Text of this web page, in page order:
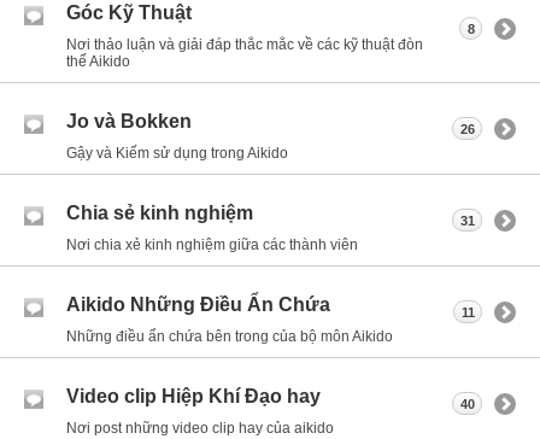
Góc Kỹ Thuật
Nơi thảo luận và giải đáp thắc mắc về các kỹ thuật đòn
thế Aikido
8
Jo và Bokken
Gậy và Kiếm sử dụng trong Aikido
26
Chia sẻ kinh nghiệm
Nơi chia xẻ kinh nghiệm giữa các thành viên
31
Aikido Những Điều Ẩn Chứa
Những điều ẩn chứa bên trong của bộ môn Aikido
11
Video clip Hiệp Khí Đạo hay
Nơi post những video clip hay của aikido
40